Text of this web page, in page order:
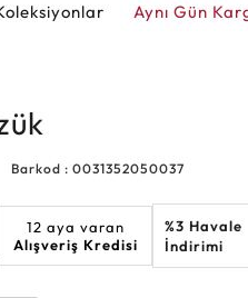
Aynı Gün
Barkod : 0031352050037
12 aya varan
Alışveriş Kredisi
%3 Havale
İndirimi